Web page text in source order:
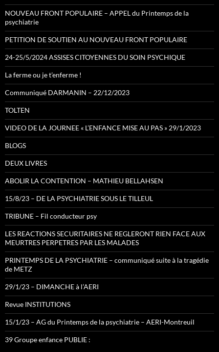
NOUVEAU FRONT POPULAIRE – APPEL du Printemps de la
psychiatrie
PETITION DE SOUTIEN AU NOUVEAU FRONT POPULAIRE
24-25/5/2024 ASSISES CITOYENNES DU SOIN PSYCHIQUE
La ferme ou je t’enferme !
Communiqué DARMANIN – 22/12/2023
TOLTEN
VIDEO DE LA JOURNEE « L’ENFANCE MISE AU PAS » 29/1/2023
BLOGS
DEUX LIVRES
ABOLIR LA CONTENTION – MATHIEU BELLAHSEN
15/8/23 – DE LA PSYCHIATRIE SOUS LE TILLEUL
TRIBUNE – Fil conducteur psy
LES REACTIONS SECURITAIRES NE REGLERONT RIEN FACE AUX
MEURTRES PERPETRES PAR LES MALADES
PRINTEMPS DE LA PSYCHIATRIE – communiqué suite à la tragédie
de METZ
29/1/23 – DIMANCHE à l’AERI
Revue INSTITUTIONS
15/1/23 – AG du Printemps de la psychiatrie – AERI-Montreuil
39 Groupe enfance PUBLIE :